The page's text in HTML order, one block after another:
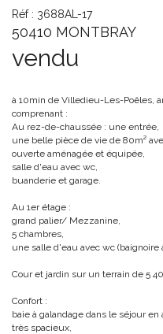
Réf : 3688AL-17
50410 MONTBRAY
vendu
à 10min de Villedieu-Les-Poêles,
comprenant :
Au rez-de-chaussée : une entrée,
une belle pièce de vie de 80m²
ouverte aménagée et équipée,
salle d'eau avec wc,
buanderie et garage.
Au 1er étage :
grand palier/ Mezzanine,
5 chambres,
une salle d'eau avec wc (baignoire
Cour et jardin sur un terrain de 5
Confort :
baie à galandage dans le séjour
très spacieux,